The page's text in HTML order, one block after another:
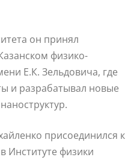
он принял
физико-
Е.К. Зельдовича, где
и разрабатывал новые
присоединился к
Институте физики